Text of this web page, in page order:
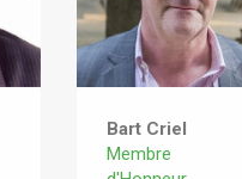
Bart Criel
Membre